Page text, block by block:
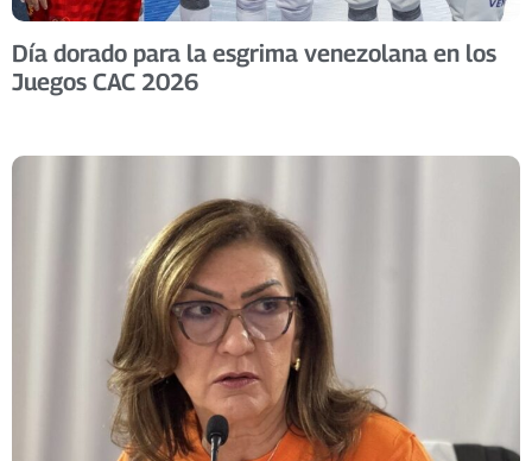
Día dorado para la esgrima venezolana en los
Juegos CAC 2026